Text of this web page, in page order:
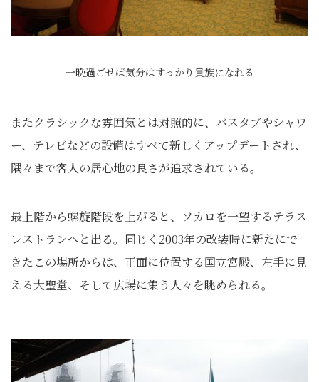
一晩過ごせば気分はすっかり貴族になれる
またクラシックな雰囲気とは対照的に、バスタブやシャワ
ー、テレビなどの設備はすべて新しくアップデートされ、
隅々まで客人の居心地の良さが追求されている。
最上階から螺旋階段を上がると、ソカロを一望するテラス
レストランへと出る。同じく2003年の改装時に新たにで
きたこの場所からは、正面に位置する国立宮殿、左手に見
える大聖堂、そして広場に集う人々を眺められる。